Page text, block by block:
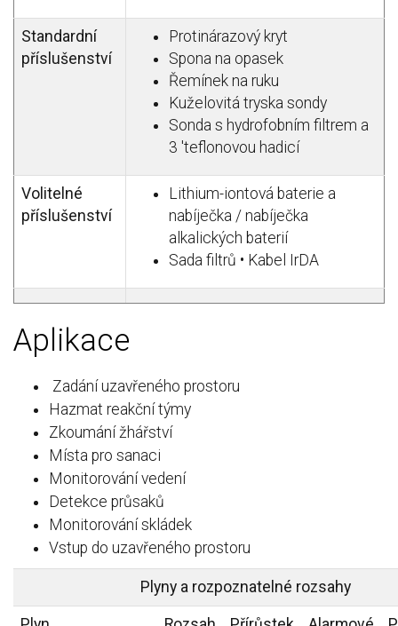
Standardní
příslušenství
Protinárazový kryt
Spona na opasek
Řemínek na ruku
Kuželovitá tryska sondy
Sonda s hydrofobním filtrem a
3 'teflonovou hadicí
Volitelné
příslušenství
Lithium-iontová baterie a
nabíječka / nabíječka
alkalických baterií
Sada filtrů • Kabel IrDA
Aplikace
Zadání uzavřeného prostoru
Hazmat reakční týmy
Zkoumání žhářství
Místa pro sanaci
Monitorování vedení
Detekce průsaků
Monitorování skládek
Vstup do uzavřeného prostoru
Plyny a rozpoznatelné rozsahy